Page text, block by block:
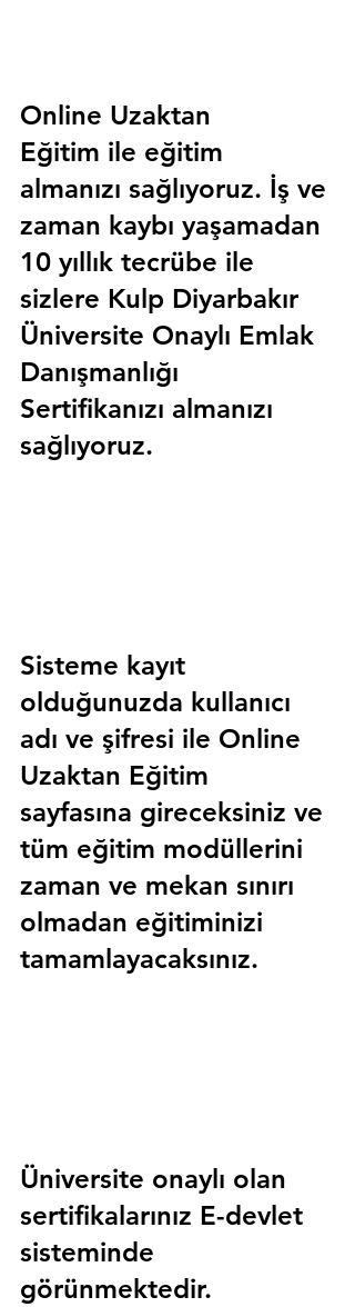
Online Uzaktan
Eğitim ile eğitim
almanızı sağlıyoruz. İş ve
zaman kaybı yaşamadan
10 yıllık tecrübe ile
sizlere Kulp Diyarbakır
Üniversite Onaylı Emlak
Danışmanlığı
Sertifikanızı almanızı
sağlıyoruz.
Sisteme kayıt
olduğunuzda kullanıcı
adı ve şifresi ile Online
Uzaktan Eğitim
sayfasına gireceksiniz ve
tüm eğitim modüllerini
zaman ve mekan sınırı
olmadan eğitiminizi
tamamlayacaksınız.
Üniversite onaylı olan
sertifikalarınız E-devlet
sisteminde
görünmektedir.